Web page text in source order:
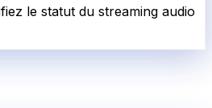
le statut du streaming audio